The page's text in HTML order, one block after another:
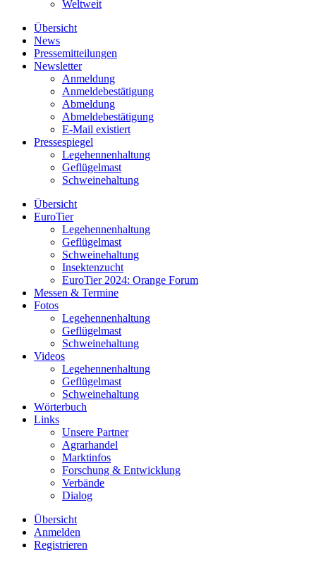
Weltweit
Übersicht
News
Pressemitteilungen
Newsletter
Anmeldung
Anmeldebestätigung
Abmeldung
Abmeldebestätigung
E-Mail existiert
Pressespiegel
Legehennenhaltung
Geflügelmast
Schweinehaltung
Übersicht
EuroTier
Legehennenhaltung
Geflügelmast
Schweinehaltung
Insektenzucht
EuroTier 2024: Orange Forum
Messen & Termine
Fotos
Legehennenhaltung
Geflügelmast
Schweinehaltung
Videos
Legehennenhaltung
Geflügelmast
Schweinehaltung
Wörterbuch
Links
Unsere Partner
Agrarhandel
Marktinfos
Forschung & Entwicklung
Verbände
Dialog
Übersicht
Anmelden
Registrieren